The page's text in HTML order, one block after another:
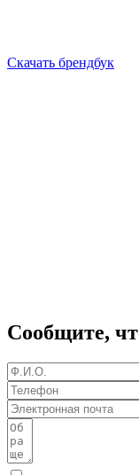
Скачать брендбук
Сообщите,